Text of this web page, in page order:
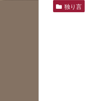
独り言